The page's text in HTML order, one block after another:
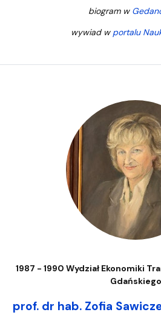
biogram w
wywiad w portalu
1987 - 1990 Wydział Ekonomiki
Gdańskiego
prof. dr hab. Zofia